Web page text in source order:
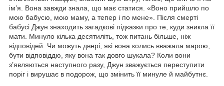
ім’я. Вона завжди знала, що має статися. «Воно прийшло по
мою бабусю, мою маму, а тепер і по мене». Після смерті
бабусі Джун знаходить загадкові підказки про те, куди зникла її
мати. Минуло кілька десятиліть, тож питань більше, ніж
відповідей. Чи можуть двері, які вона колись вважала марою,
бути відповіддю, яку вона так довго шукала? Коли вони
з’являються наступного разу, Джун зважується переступити
поріг і вирушає в подорож, що змінить її минуле й майбутнє.